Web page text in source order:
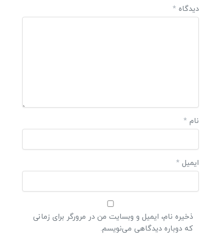
دیدگاه *
نام *
ایمیل *
ذخیره نام، ایمیل و وبسایت من در مرورگر برای زمانی
که دوباره دیدگاهی می‌نویسم.